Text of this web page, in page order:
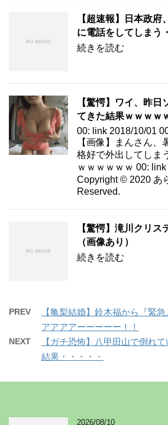
【超速報】日本政府
に電話をしてしまう
続きを読む
【驚愕】ワイ、昨日
てきた結果ｗｗｗｗ
00: link 2018/10/01
【画像】まんさん、
格好で外出してしま
ｗｗｗｗｗｗ 00:
Copyright © 2020 あ
Reserved.
【驚愕】滝川クリ
（画像あり）
続きを読む
PREV
【亀梨結婚】鈴木福から『緊
アアアアーーーーー！！
NEXT
【ガチ恐怖】八甲田山で倒れ
結果・・・・・
2026/08/10